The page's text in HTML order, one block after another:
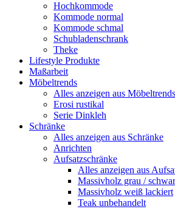
Hochkommode
Kommode normal
Kommode schmal
Schubladenschrank
Theke
Lifestyle Produkte
Maßarbeit
Möbeltrends
Alles anzeigen aus Möbeltrends
Erosi rustikal
Serie Dinkleh
Schränke
Alles anzeigen aus Schränke
Anrichten
Aufsatzschränke
Alles anzeigen aus
Massivholz grau /
Massivholz weiß lackiert
Teak unbehandelt